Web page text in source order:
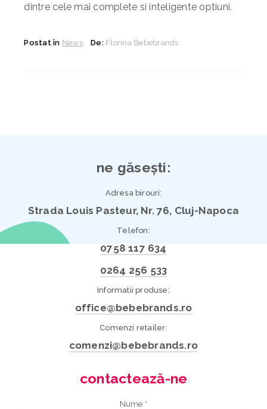
dintre cele mai complete si inteligente optiuni.
Postat în News De: Florina Bebebrands
ne găsești:
Adresa birouri:
Strada Louis Pasteur, Nr. 76, Cluj-Napoca
Telefon:
0758 117 634
0264 256 533
Informatii produse:
office@bebebrands.ro
Comenzi retailer:
comenzi@bebebrands.ro
contactează-ne
Nume *